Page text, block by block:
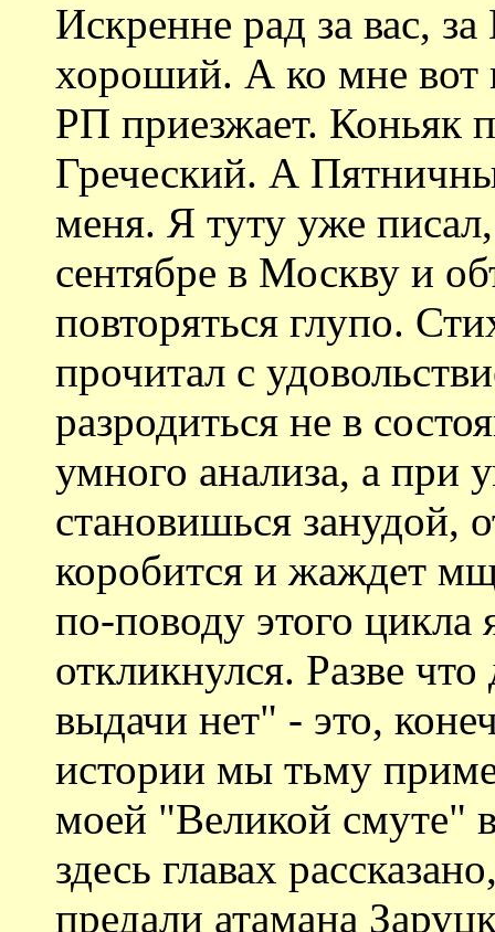
Искренне рад за вас,
хороший. А ко мне вот
РП приезжает. Коньяк
Греческий. А
меня. Я туту уже
сентябре в Москву и
повторяться глупо.
прочитал с
разродиться не в
умного анализа, а при
становишься занудой,
коробится и жаждет
по-поводу этого
откликнулся. Разве
выдачи нет" - это,
истории мы тьму
моей "Великой смуте"
здесь главах
предали атамана